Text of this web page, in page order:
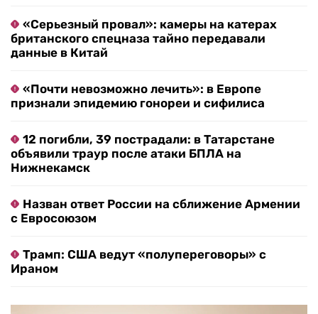
«Серьезный провал»: камеры на катерах
британского спецназа тайно передавали
данные в Китай
«Почти невозможно лечить»: в Европе
признали эпидемию гонореи и сифилиса
12 погибли, 39 пострадали: в Татарстане
объявили траур после атаки БПЛА на
Нижнекамск
Назван ответ России на сближение Армении
с Евросоюзом
Трамп: США ведут «полупереговоры» с
Ираном